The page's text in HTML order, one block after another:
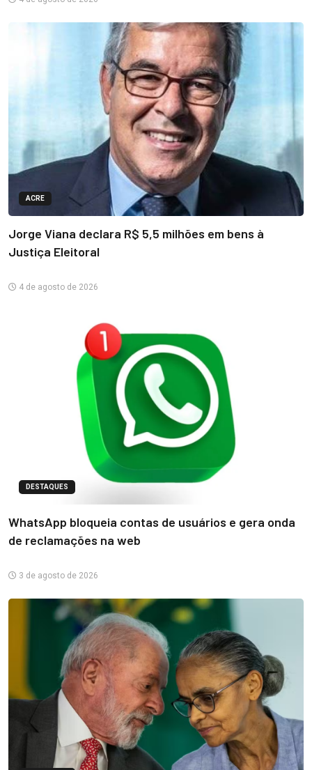
ACRE
Jorge Viana declara R$ 5,5 milhões em bens à
Justiça Eleitoral
4 de agosto de 2026
DESTAQUES
WhatsApp bloqueia contas de usuários e gera onda
de reclamações na web
3 de agosto de 2026